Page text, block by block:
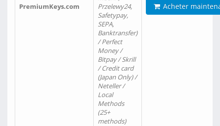
PremiumKeys.com
Przelewy24,
Safetypay,
SEPA,
Banktransfer)
/ Perfect
Money /
Bitpay / Skrill
/ Credit card
(Japan Only) /
Neteller /
Local
Methods
(25+
methods)
Acheter